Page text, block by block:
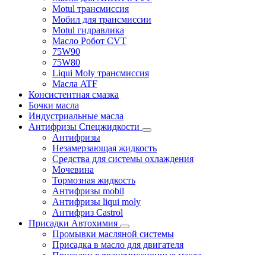
Motul трансмиссия
Мобил для трансмиссии
Motul гидравлика
Масло Робот CVT
75W90
75W80
Liqui Moly трансмиссия
Масла ATF
Консистентная смазка
Бочки масла
Индустриальные масла
Антифризы Спецжидкости
Антифризы
Незамерзающая жидкость
Средства для системы охлаждения
Мочевина
Тормозная жидкость
Антифризы mobil
Антифризы liqui moly
Антифриз Castrol
Присадки Автохимия
Промывки масляной системы
Присадка в масло для двигателя